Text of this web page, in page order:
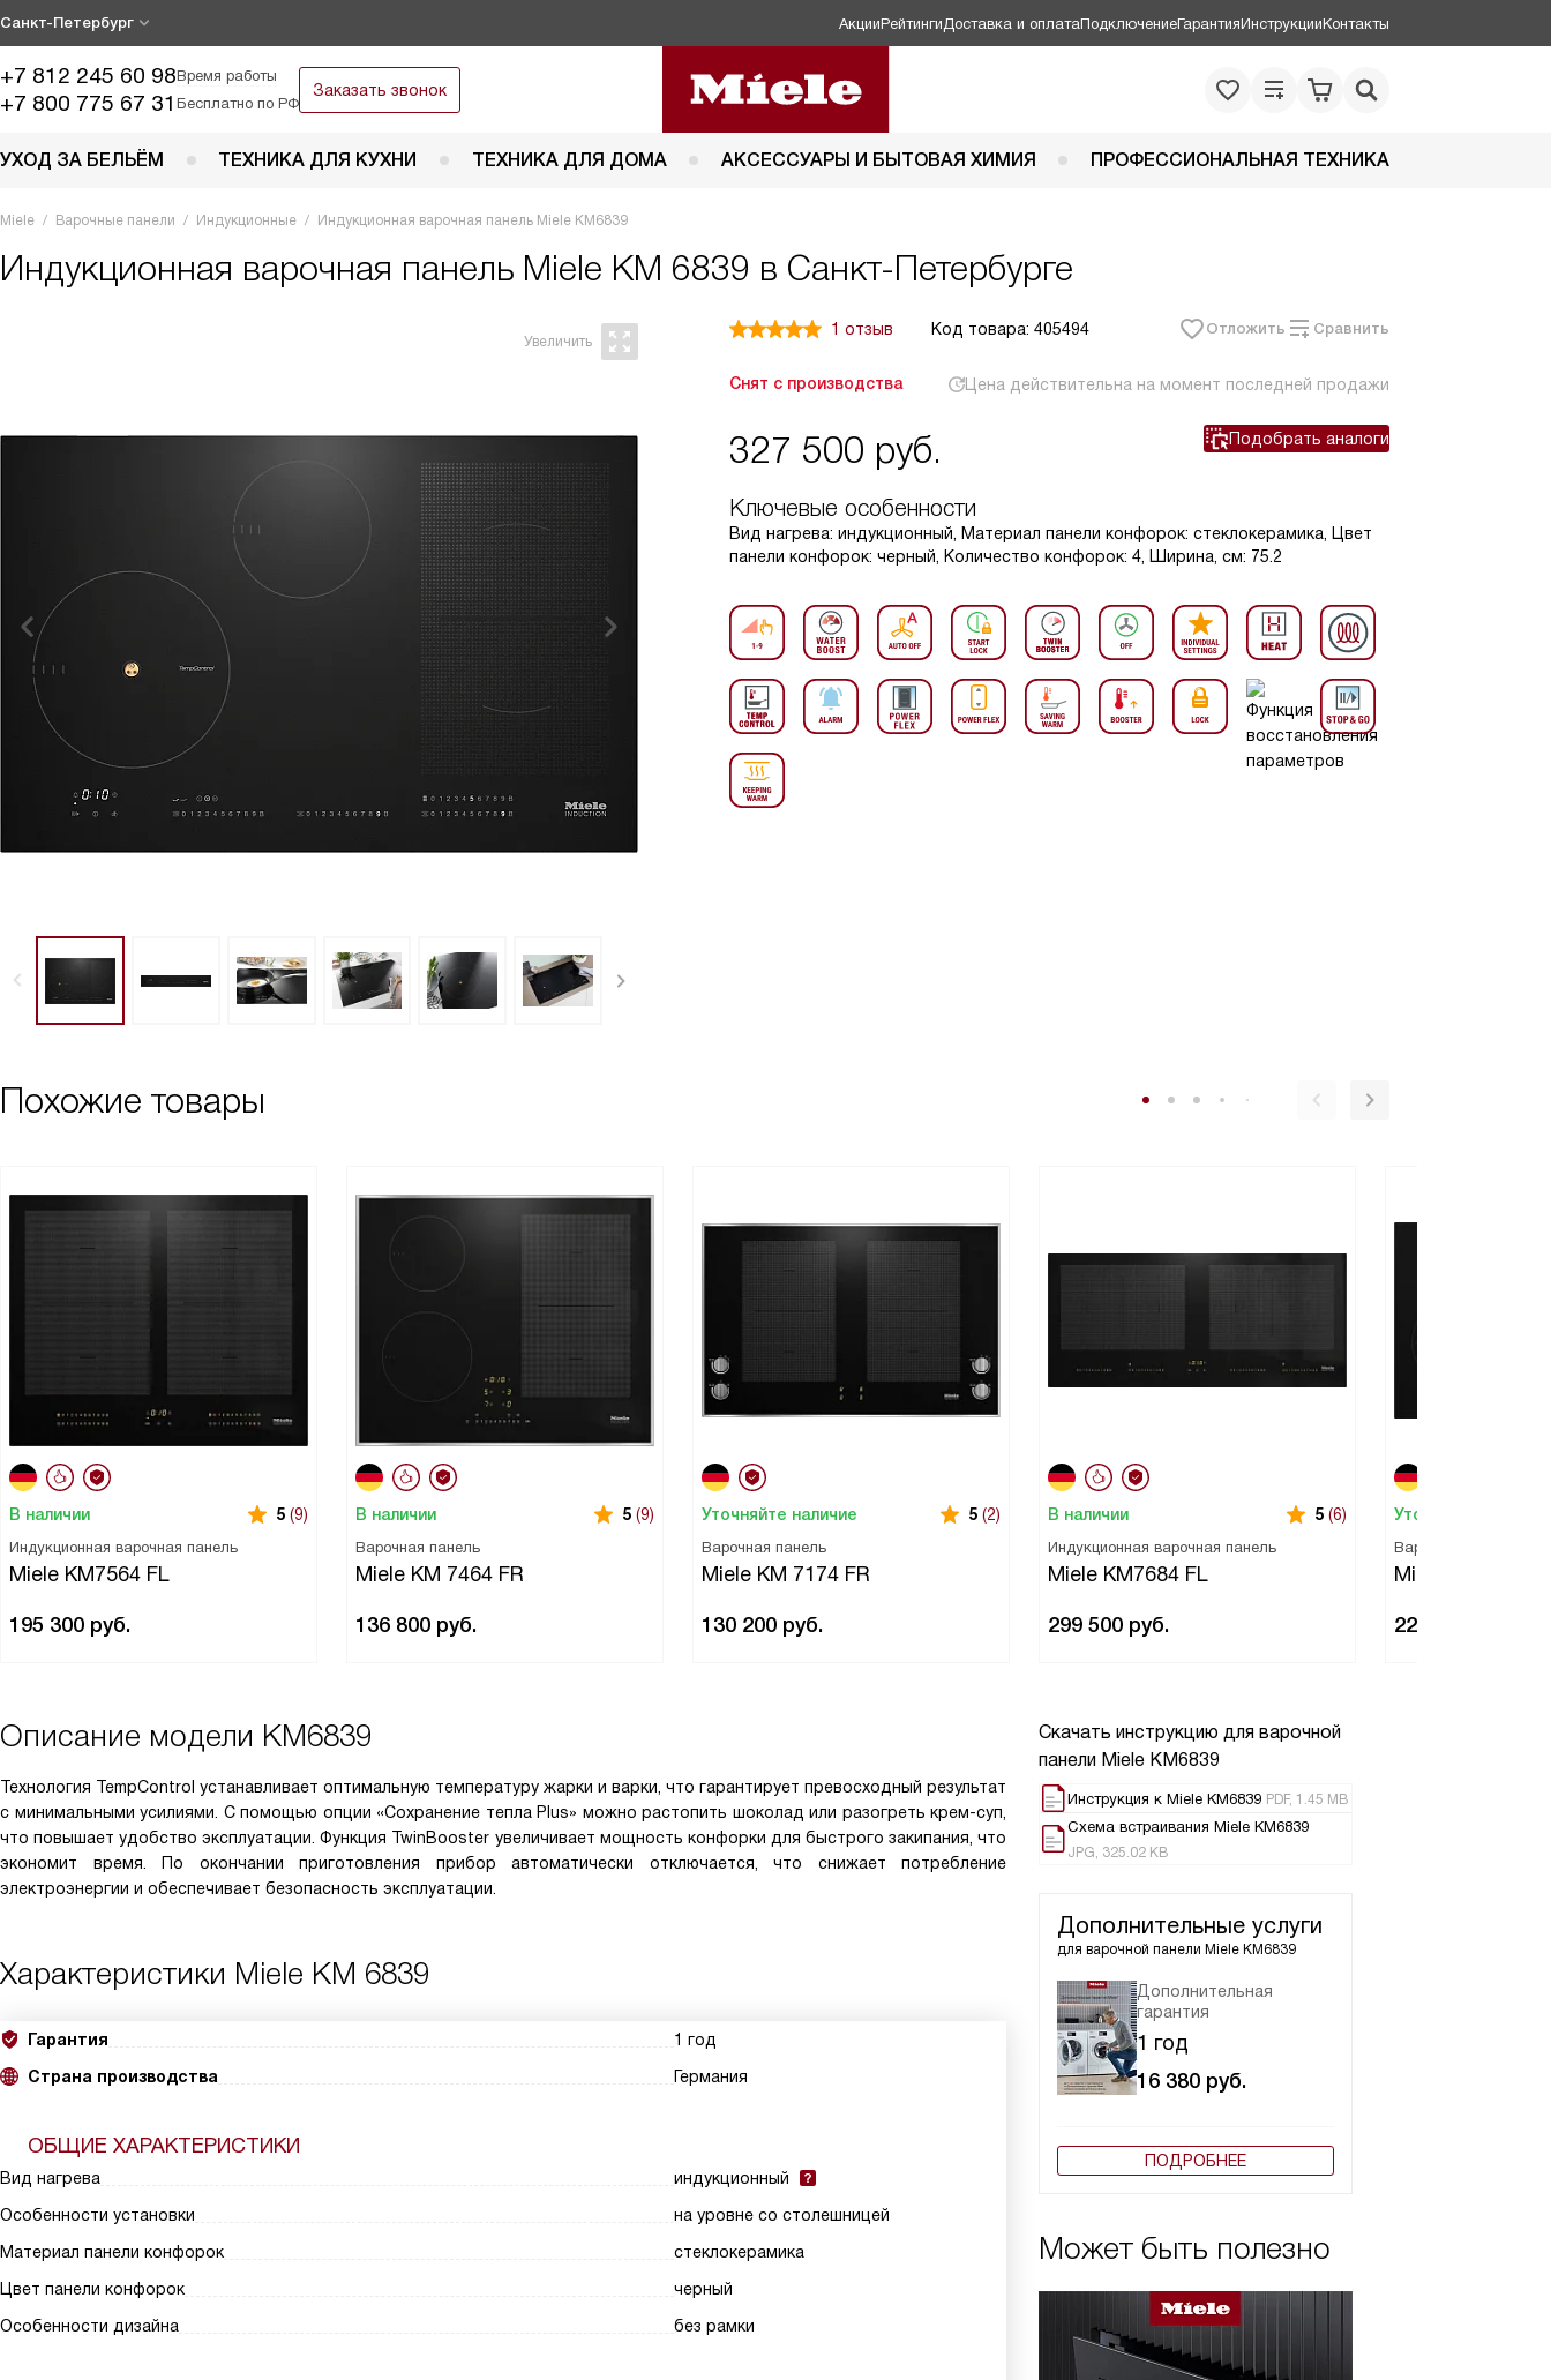
Санкт-Петербург АкцииРейтинги Доставка и оплатаПодключениеГарантияИнструкцииКонтакты
+7 812 245 60 98Время работы
+7 800 775 67 31 Бесплатно по РФ
Заказать звонок
УХОД ЗА БЕЛЬЁМ ТЕХНИКА ДЛЯ КУХНИ ТЕХНИКА ДЛЯ ДОМА АКСЕССУАРЫ И БЫТОВАЯ ХИМИЯ ПРОФЕССИОНАЛЬНАЯ ТЕХНИКА
Miele Варочные панели Индукционные Индукционная варочная панель Miele KM6839
Индукционная варочная панель Miele KM 6839 в Санкт-Петербурге
1 отзыв Код товара: 405494 Отложить Сравнить
Снят с производства Цена действительна на момент последней продажи
327 500 руб. Подобрать аналоги
Ключевые особенности
Вид нагрева: индукционный, Материал панели конфорок: стеклокерамика, Цвет
панели конфорок: черный, Количество конфорок: 4, Ширина, см: 75.2
Похожие товары
В наличии 5 (9)
Индукционная варочная панель
Miele KM7564 FL
195 300 руб.
В наличии 5 (9)
Варочная панель
Miele KM 7464 FR
136 800 руб.
Уточняйте наличие 5 (2)
Варочная панель
Miele KM 7174 FR
130 200 руб.
В наличии 5 (6)
Индукционная варочная панель
Miele KM7684 FL
299 500 руб.
Уточняйте наличие
Варочная панель
Miele KM 7414
221 400
Скачать инструкцию для варочной
панели Miele KM6839
Инструкция к Miele KM6839 PDF, 1.45 MB
Схема встраивания Miele KM6839
JPG, 325.02 KB
Дополнительные услуги
для варочной панели Miele KM6839
Дополнительная
гарантия
1 год
16 380 руб.
ПОДРОБНЕЕ
Может быть полезно
Описание модели KM6839
Технология TempControl устанавливает оптимальную температуру жарки и варки, что гарантирует превосходный результат
с минимальными усилиями. С помощью опции «Сохранение тепла Plus» можно растопить шоколад или разогреть крем-суп,
что повышает удобство эксплуатации. Функция TwinBooster увеличивает мощность конфорки для быстрого закипания, что
экономит время. По окончании приготовления прибор автоматически отключается, что снижает потребление
электроэнергии и обеспечивает безопасность эксплуатации.
Характеристики Miele KM 6839
Гарантия
1 год
Страна производства
Германия
ОБЩИЕ ХАРАКТЕРИСТИКИ
Вид нагрева
индукционный
Особенности установки
на уровне со столешницей
Материал панели конфорок
стеклокерамика
Цвет панели конфорок
черный
Особенности дизайна
без рамки